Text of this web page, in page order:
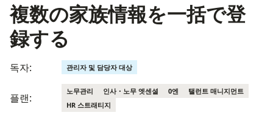
複数の家族情報を一括で登
録する
독자: 관리자 및 담당자 대상
플랜:
노무관리 인사・노무 엣센셜 0엔
탤런트 매니지먼트
HR 스트래티지